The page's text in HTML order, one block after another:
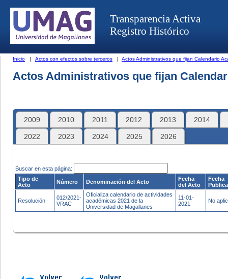
Transparencia Activa
Registro Histórico
Inicio | Actos con efectos sobre terceros | Actos Administrativos que fijan Calendario
Actos Administrativos que fijan
2009 2010 2011 2012 2013 2014
2022 2023 2024 2025 2026
Buscar en esta página:
Tipo de
Acto
Número Denominación del Acto
Fecha
del Acto
Fecha
Resolución
012/2021-
VRAC
Oficializa calendario de actividades
académicas 2021 de la
Universidad de Magallanes
11-01-
2021
No